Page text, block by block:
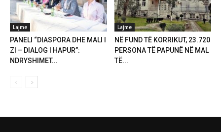
Lajme
PANELI “DIASPORA DHE MALI I
ZI – DIALOG I HAPUR”:
NDRYSHIMET...
Lajme
NË FUND TË KORRIKUT, 23.720
PERSONA TË PAPUNË NË MAL
TË...